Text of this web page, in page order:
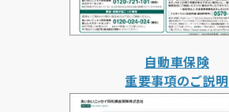
自動車保険
重要事項のご説明